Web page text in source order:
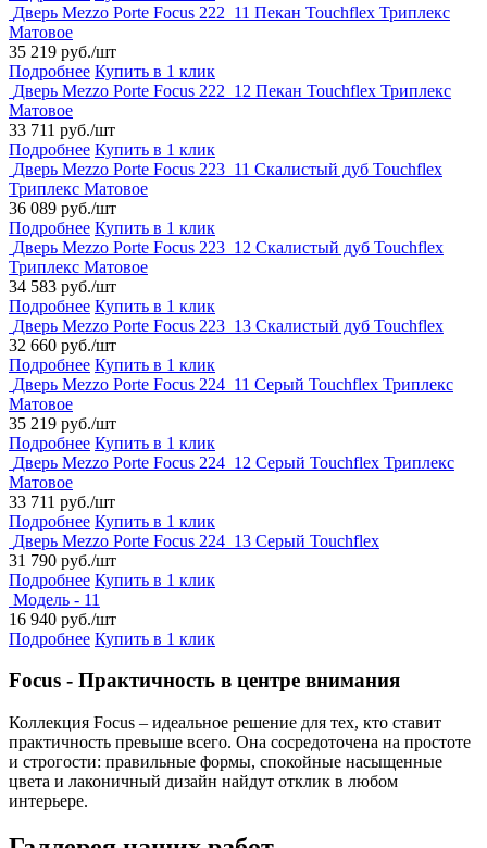
Дверь Mezzo Porte Focus 222_11 Пекан Touchflex Триплекс
Матовое
35 219 руб./шт
Подробнее Купить в 1 клик
Дверь Mezzo Porte Focus 222_12 Пекан Touchflex Триплекс
Матовое
33 711 руб./шт
Подробнее Купить в 1 клик
Дверь Mezzo Porte Focus 223_11 Скалистый дуб Touchflex
Триплекс Матовое
36 089 руб./шт
Подробнее Купить в 1 клик
Дверь Mezzo Porte Focus 223_12 Скалистый дуб Touchflex
Триплекс Матовое
34 583 руб./шт
Подробнее Купить в 1 клик
Дверь Mezzo Porte Focus 223_13 Скалистый дуб Touchflex
32 660 руб./шт
Подробнее Купить в 1 клик
Дверь Mezzo Porte Focus 224_11 Серый Touchflex Триплекс
Матовое
35 219 руб./шт
Подробнее Купить в 1 клик
Дверь Mezzo Porte Focus 224_12 Серый Touchflex Триплекс
Матовое
33 711 руб./шт
Подробнее Купить в 1 клик
Дверь Mezzo Porte Focus 224_13 Серый Touchflex
31 790 руб./шт
Подробнее Купить в 1 клик
Модель - 11
16 940 руб./шт
Подробнее Купить в 1 клик
Focus - Практичность в центре внимания
Коллекция Focus – идеальное решение для тех, кто ставит
практичность превыше всего. Она сосредоточена на простоте
и строгости: правильные формы, спокойные насыщенные
цвета и лаконичный дизайн найдут отклик в любом
интерьере.